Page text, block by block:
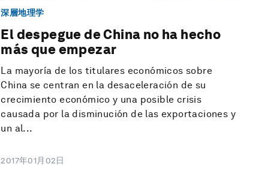
深層地理学
El despegue de China no ha hecho
más que empezar
La mayoría de los titulares económicos sobre
China se centran en la desaceleración de su
crecimiento económico y una posible crisis
causada por la disminución de las exportaciones y
un al...
2017年01月02日